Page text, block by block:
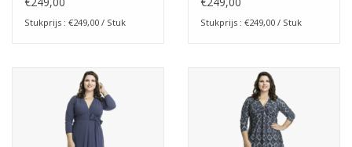
Stukprijs : €249,00 / Stuk Stukprijs : €249,00 / Stuk